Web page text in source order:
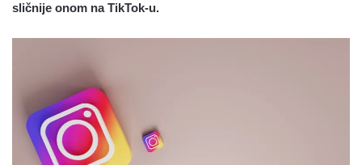
sličnije onom na TikTok-u.